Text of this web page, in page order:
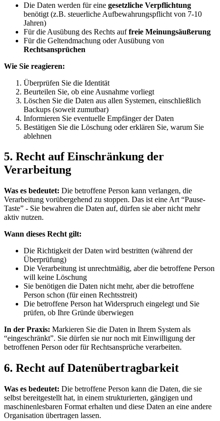
Die Daten werden für eine gesetzliche Verpflichtung
benötigt (z.B. steuerliche Aufbewahrungspflicht von 7-10
Jahren)
Für die Ausübung des Rechts auffreie Meinungsäußerung
Für die Geltendmachung oder Ausübung von
Rechtsansprüchen
Wie Sie reagieren:
Überprüfen Sie die Identität
Beurteilen Sie, ob eine Ausnahme vorliegt
Löschen Sie die Daten aus allen Systemen, einschließlich
Backups (soweit zumutbar)
Informieren Sie eventuelle Empfänger der Daten
Bestätigen Sie die Löschung oder erklären Sie, warum Sie
ablehnen
5. Recht auf Einschränkung der
Verarbeitung
Was es bedeutet: Die betroffene Person kann verlangen, die
Verarbeitung vorübergehend zu stoppen. Das ist eine Art “Pause-
Taste” - Sie bewahren die Daten auf, dürfen sie aber nicht mehr
aktiv nutzen.
Wann dieses Recht gilt:
Die Richtigkeit der Daten wird bestritten (während der
Überprüfung)
Die Verarbeitung ist unrechtmäßig, aber die betroffene Person
will keine Löschung
Sie benötigen die Daten nicht mehr, aber die betroffene
Person schon (für einen Rechtsstreit)
Die betroffene Person hat Widerspruch eingelegt und Sie
prüfen, ob Ihre Gründe überwiegen
In der Praxis: Markieren Sie die Daten in Ihrem System als
“eingeschränkt”. Sie dürfen sie nur noch mit Einwilligung der
betroffenen Person oder für Rechtsansprüche verarbeiten.
6. Recht auf Datenübertragbarkeit
Was es bedeutet: Die betroffene Person kann die Daten, die sie
selbst bereitgestellt hat, in einem strukturierten, gängigen und
maschinenlesbaren Format erhalten und diese Daten an eine andere
Organisation übertragen lassen.